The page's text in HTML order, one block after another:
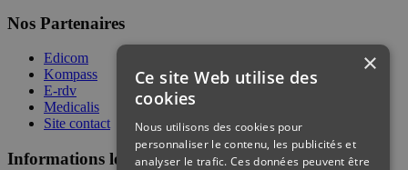
Nos Partenaires
Edicom
Kompass
E-rdv
Medicalis
Site contact
Informations légales
×
Ce site Web utilise des
cookies
Nous utilisons des cookies pour
personnaliser le contenu, les publicités et
analyser le trafic. Ces données peuvent être